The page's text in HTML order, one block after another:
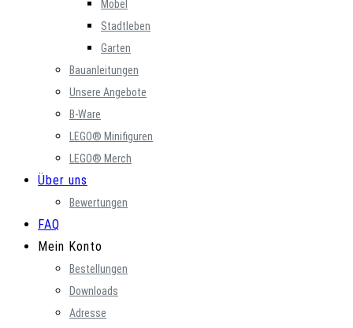
Möbel
Stadtleben
Garten
Bauanleitungen
Unsere Angebote
B-Ware
LEGO® Minifiguren
LEGO® Merch
Über uns
Bewertungen
FAQ
Mein Konto
Bestellungen
Downloads
Adresse